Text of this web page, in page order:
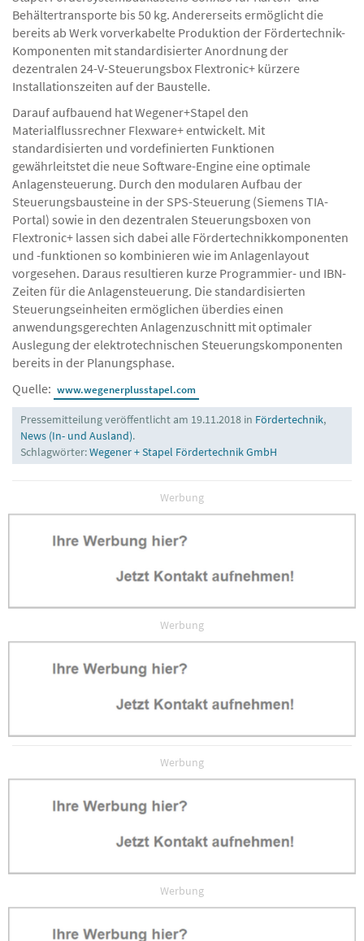
Behältertransporte bis 50 kg. Andererseits ermöglicht die
bereits ab Werk vorverkabelte Produktion der Fördertechnik-
Komponenten mit standardisierter Anordnung der
dezentralen 24-V-Steuerungsbox Flextronic+ kürzere
Installationszeiten auf der Baustelle.
Darauf aufbauend hat Wegener+Stapel den
Materialflussrechner Flexware+ entwickelt. Mit
standardisierten und vordefinierten Funktionen
gewährleitstet die neue Software-Engine eine optimale
Anlagensteuerung. Durch den modularen Aufbau der
Steuerungsbausteine in der SPS-Steuerung (Siemens TIA-
Portal) sowie in den dezentralen Steuerungsboxen von
Flextronic+ lassen sich dabei alle Fördertechnikkomponenten
und -funktionen so kombinieren wie im Anlagenlayout
vorgesehen. Daraus resultieren kurze Programmier- und IBN-
Zeiten für die Anlagensteuerung. Die standardisierten
Steuerungseinheiten ermöglichen überdies einen
anwendungsgerechten Anlagenzuschnitt mit optimaler
Auslegung der elektrotechnischen Steuerungskomponenten
bereits in der Planungsphase.
Quelle: www.wegenerplusstapel.com
Pressemitteilung veröffentlicht am 19.11.2018 in Fördertechnik,
News (In- und Ausland).
Schlagwörter:Wegener + Stapel Fördertechnik GmbH
Werbung
Werbung
Werbung
Werbung